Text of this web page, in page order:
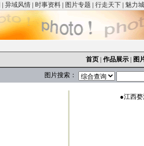
| 异域风情 | 时事资料 | 图片专题 | 行走天下 | 魅力
首页 | 作品展示 | 图
图片搜索：
●江西